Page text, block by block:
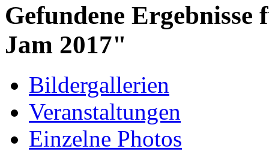
Gefundene
Jam 2017"
Bildergallerien
Veranstaltungen
Einzelne Photos